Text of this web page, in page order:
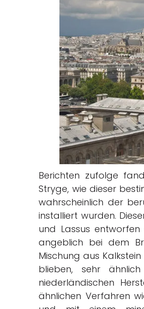
Berichten zufolge
Stryge, wie dieser
wahrscheinlich der
installiert wurden.
und Lassus
angeblich bei dem
Mischung aus
blieben, sehr
niederländischen
ähnlichen Verfahren